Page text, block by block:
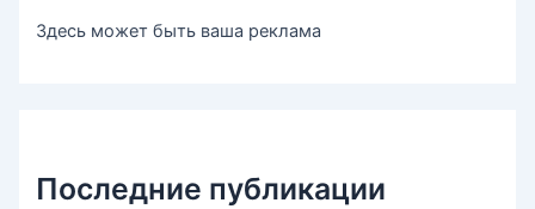
Здесь может быть ваша реклама
Последние публикации